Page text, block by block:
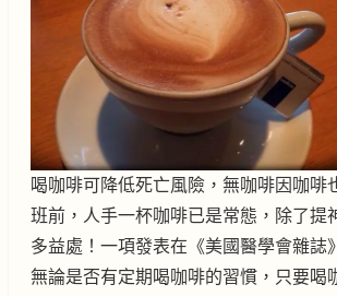
喝咖啡可降低死亡風險，無咖啡因咖啡
班前，人手一杯咖啡已是常態，除了提
多益處！一項發表在《美國醫學會雜誌
無論是否有定期喝咖啡的習慣，只要喝